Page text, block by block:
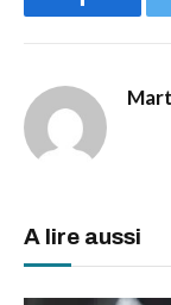
Facebook
A lire aussi